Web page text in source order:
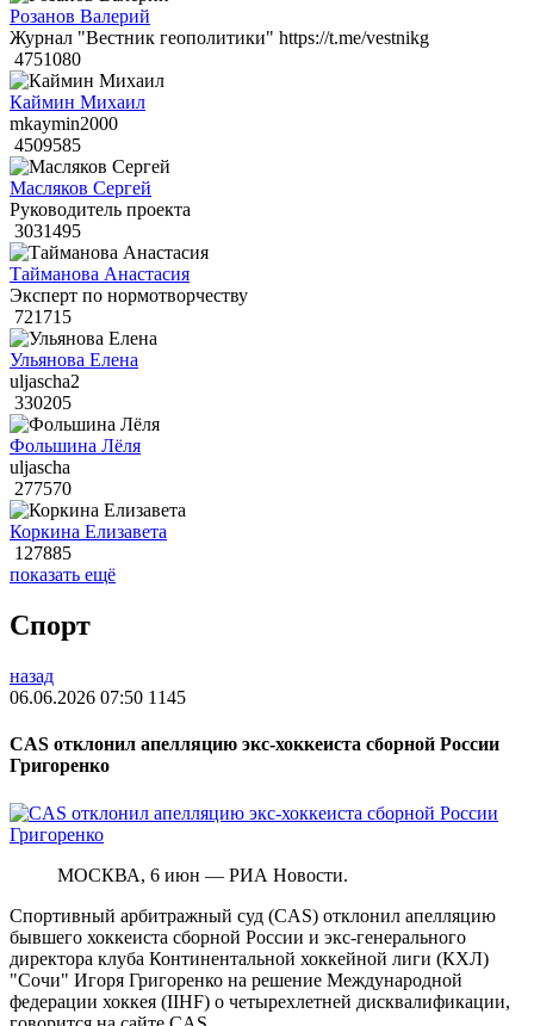
Розанов Валерий
Журнал "Вестник геополитики" https://t.me/vestnikg
4751080
Каймин Михаил
mkaymin2000
4509585
Масляков Сергей
Руководитель проекта
3031495
Тайманова Анастасия
Эксперт по нормотворчеству
721715
Ульянова Елена
uljascha2
330205
Фольшина Лёля
uljascha
277570
Коркина Елизавета
127885
показать ещё
Спорт
назад
06.06.2026 07:50 1145
CAS отклонил апелляцию экс-хоккеиста сборной России
Григоренко
МОСКВА, 6 июн — РИА Новости.
Спортивный арбитражный суд (CAS) отклонил апелляцию
бывшего хоккеиста сборной России и экс-генерального
директора клуба Континентальной хоккейной лиги (КХЛ)
"Сочи" Игоря Григоренко на решение Международной
федерации хоккея (IIHF) о четырехлетней дисквалификации,